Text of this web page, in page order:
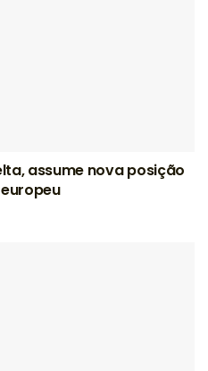
assume nova posição